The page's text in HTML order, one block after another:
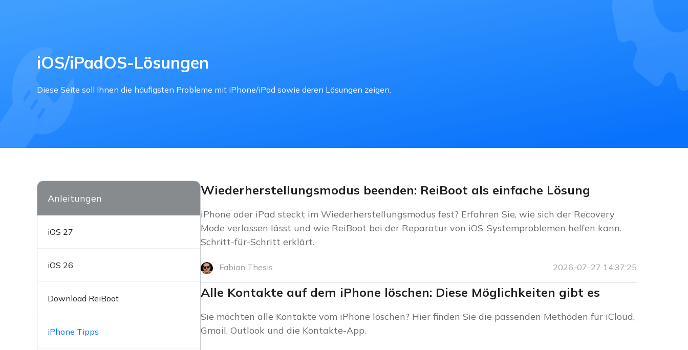
iOS/iPadOS-Lösungen
Diese Seite soll Ihnen die häufigsten Probleme mit iPhone/iPad sowie deren Lösungen zeigen.
Anleitungen
iOS 27
iOS 26
Download ReiBoot
iPhone Tipps
Wiederherstellungsmodus beenden: ReiBoot als einfache Lösung
iPhone oder iPad steckt im Wiederherstellungsmodus fest? Erfahren Sie, wie sich der Recovery
Mode verlassen lässt und wie ReiBoot bei der Reparatur von iOS-Systemproblemen helfen kann.
Schritt-für-Schritt erklärt.
Fabian Thesis 2026-07-27 14:37:25
Alle Kontakte auf dem iPhone löschen: Diese Möglichkeiten gibt es
Sie möchten alle Kontakte vom iPhone löschen? Hier finden Sie die passenden Methoden für iCloud,
Gmail, Outlook und die Kontakte-App.